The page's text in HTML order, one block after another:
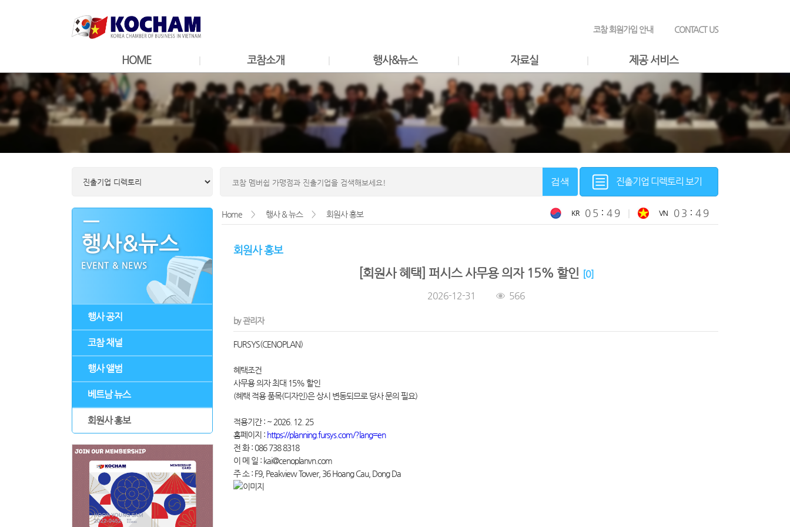
코참 회원가입 안내 CONTACT US
HOME 코참소개 행사&뉴스 자료실 제공 서비스
검색 진출기업 디렉토리 보기
행사&뉴스
EVENT & NEWS
행사 공지
코참 채널
행사 앨범
베트남 뉴스
회원사 홍보
Home > 행사 & 뉴스 > 회원사 홍보 KR 0 5 4 9 VN 0 3 4 9
회원사 홍보
[회원사 혜택] 퍼시스 사무용 의자 15% 할인 [0]
2026-12-31
566
by 관리자
FURSYS(CENOPLAN)
혜택조건
사무용 의자 최대 15% 할인
(혜택 적용 품목(디자인)은 상시 변동되므로 당사 문의 필요)
적용기간 : ~ 2026. 12. 25
홈페이지 : https://planning.fursys.com/?lang=en
전 화 : 086 738 8318
이 메 일 : kai@cenoplanvn.com
주 소 : F9, Peakview Tower, 36 Hoang Cau, Dong Da